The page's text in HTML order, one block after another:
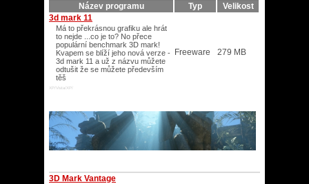
Název programu Typ
Velikost
3d mark 11
Má to překrásnou grafiku ale hrát
to nejde ...co je to? No přece
populární benchmark 3D mark!
Kvapem se blíží jeho nová verze -
3d mark 11 a už z názvu můžete
odtušit že se můžete především
těš
XP/Vista/XP/
Freeware 279 MB
3D Mark Vantage